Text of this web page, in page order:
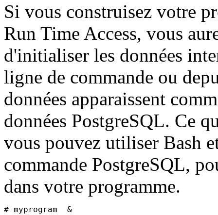
Si vous construisez votre
Run Time Access, vous
d'initialiser les données
ligne de commande ou
données apparaissent
données PostgreSQL. Ce
vous pouvez utiliser Bash
commande PostgreSQL,
dans votre programme.
# myprogram  &